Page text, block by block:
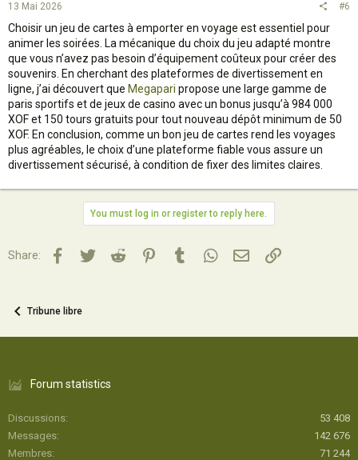
13 Mai 2026 #6
Choisir un jeu de cartes à emporter en voyage est essentiel pour
animer les soirées. La mécanique du choix du jeu adapté montre
que vous n’avez pas besoin d’équipement coûteux pour créer des
souvenirs. En cherchant des plateformes de divertissement en
ligne, j’ai découvert que Megapari propose une large gamme de
paris sportifs et de jeux de casino avec un bonus jusqu’à 984 000
XOF et 150 tours gratuits pour tout nouveau dépôt minimum de 50
XOF. En conclusion, comme un bon jeu de cartes rend les voyages
plus agréables, le choix d’une plateforme fiable vous assure un
divertissement sécurisé, à condition de fixer des limites claires.
You must log in or register to reply here.
Share: Facebook
TwitterReddit PinterestTumblrWhatsApp
Email Lien
Tribune libre
Forum statistics
Discussions
53 408
Messages
142 676
Membres
71 244